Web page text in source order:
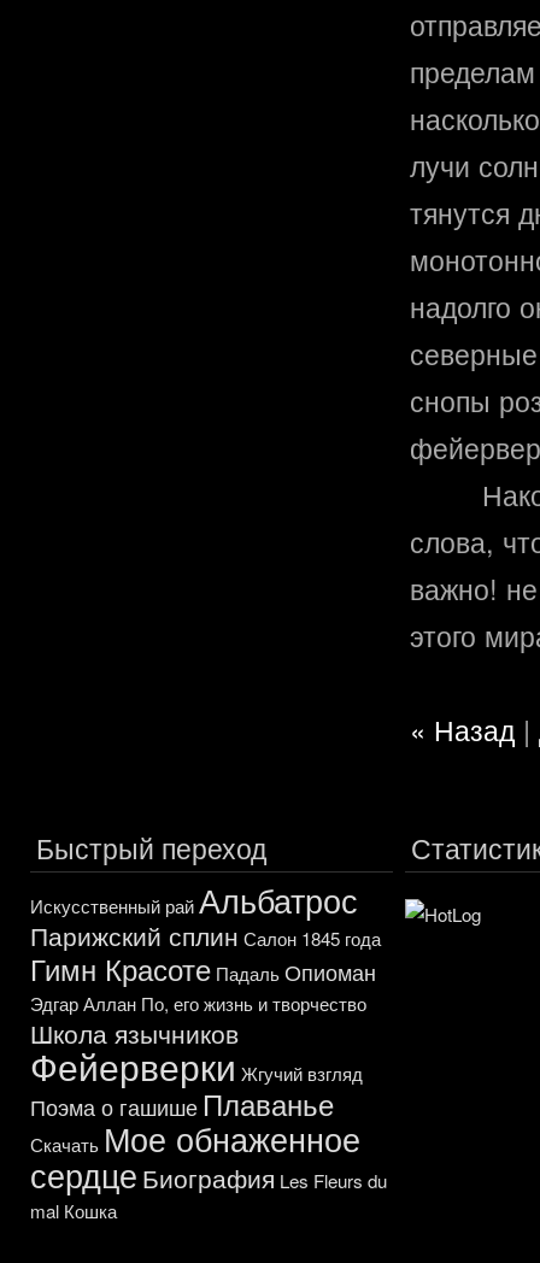
лучи
тянутся
надолго
снопы
слова,
важно!
этого
« Назад |
Быстрый переход
Искусственный райАльбатрос
Парижский сплин Салон 1845 года
Гимн Красоте ПадальОпиоман
Эдгар Аллан По, его жизнь и творчество
Школа язычников
Фейерверки Жгучий взгляд
Поэма о гашише Плаванье
Скачать Мое обнаженное
сердце Биография Les Fleurs du
mal Кошка